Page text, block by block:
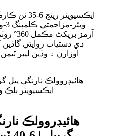
آرمز
ڊي دستياب روايتي